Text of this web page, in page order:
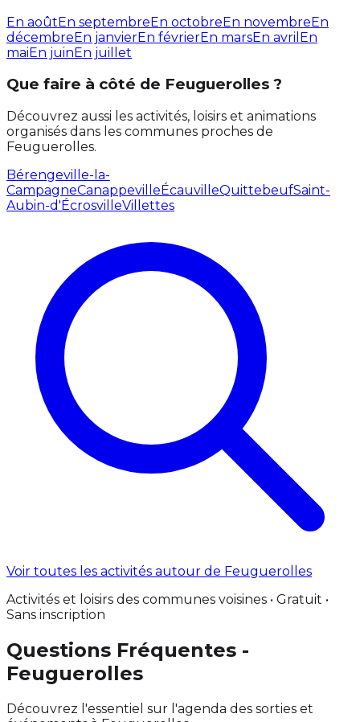
En aoûtEn septembreEn octobreEn novembreEn
décembreEn janvierEn févrierEn marsEn avril En
maiEn juinEn juillet
Que faire à côté de Feuguerolles ?
Découvrez aussi les activités, loisirs et animations
organisés dans les communes proches de
Feuguerolles.
Bérengeville-la-
CampagneCanappevilleÉcauvilleQuittebeufSaint-
Aubin-d'ÉcrosvilleVillettes
Voir toutes les activités autour de Feuguerolles
Activités et loisirs des communes voisines • Gratuit •
Sans inscription
Questions Fréquentes -
Feuguerolles
Découvrez l'essentiel sur l'agenda des sorties et